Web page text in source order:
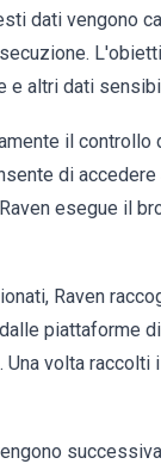
dati vengono
e altri dati
il
di
esegue il
Raven
piattaforme
volta